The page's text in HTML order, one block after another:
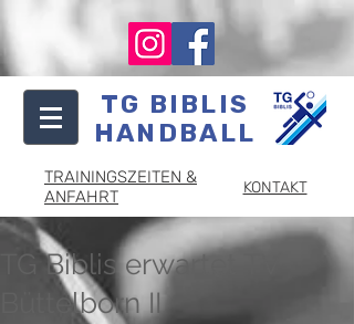
TG BIBLIS
HANDBALL
TRAININGSZEITEN &
ANFAHRT
KONTAKT
TG Biblis erwartet TV
Büttelborn II